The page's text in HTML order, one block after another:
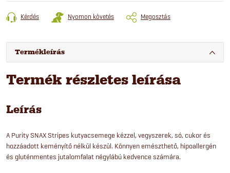
Kérdés Nyomon követés Megosztás
Termékleírás
Termék részletes leírása
Leírás
A Purity SNAX Stripes kutyacsemege kézzel, vegyszerek, só, cukor és
hozzáadott keményítő nélkül készül. Könnyen emészthető, hipoallergén
és gluténmentes jutalomfalat négylábú kedvence számára.